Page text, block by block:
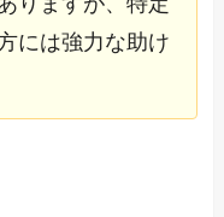
には強力な助け